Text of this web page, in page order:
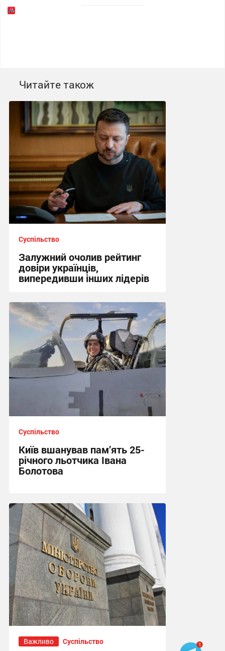
Читайте також
Суспільство
Залужний очолив рейтинг
довіри українців,
випередивши інших лідерів
21:34 вчора
Суспільство
Київ вшанував пам’ять 25-
річного льотчика Івана
Болотова
21:03 вчора
Важливо Суспільство